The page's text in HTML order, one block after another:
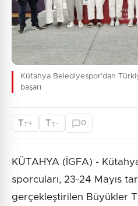
Kütahya Belediyespor’dan
başarı
TT+ TT - 0
KÜTAHYA (İGFA) -
sporcuları, 23-24 Mayıs
gerçekleştirilen Büyükler